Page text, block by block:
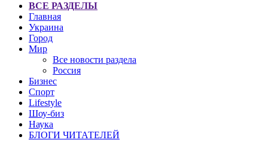
ВСЕ РАЗДЕЛЫ
Главная
Украина
Город
Мир
Все новости раздела
Россия
Бизнес
Спорт
Lifestyle
Шоу-биз
Наука
БЛОГИ ЧИТАТЕЛЕЙ